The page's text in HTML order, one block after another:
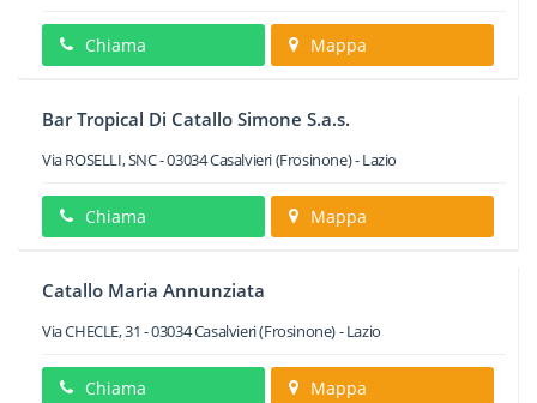
Chiama Mappa
Bar Tropical Di Catallo Simone S.a.s.
Via ROSELLI, SNC-03034Casalvieri(Frosinone) -Lazio
Chiama Mappa
Catallo Maria Annunziata
Via CHECLE, 31 -03034Casalvieri(Frosinone) -Lazio
Chiama Mappa